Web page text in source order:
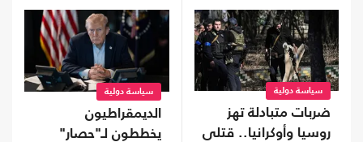
سياسة دولية
ضربات متبادلة تهز
روسيا وأوكرانيا.. قتلى
سياسة دولية
الديمقراطيون
يخططون لـ"حصار"